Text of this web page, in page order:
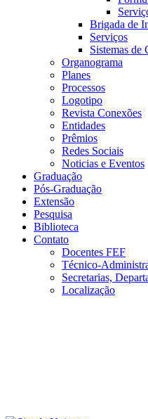
Brigada de
Serviços
Sistemas de
Organograma
Planes
Processos
Logotipo
Revista Conexões
Entidades
Prêmios
Redes Sociais
Noticias e Eventos
Graduação
Pós-Graduação
Extensão
Pesquisa
Biblioteca
Contato
Docentes FEF
Técnico-
Secretarias,
Localização